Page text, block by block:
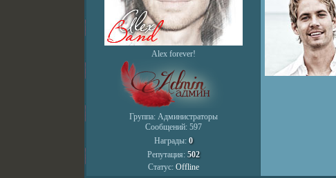
Alex forever!
Группа: Администраторы
Сообщений: 597
Награды: 0
Репутация: 502
Статус: Offline